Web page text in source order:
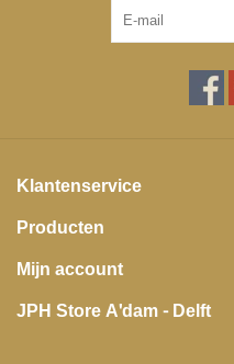
Klantenservice
Producten
Mijn account
JPH Store A'dam - Delft